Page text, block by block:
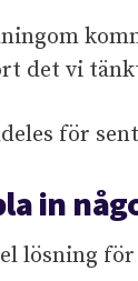
det vi
för
in
lösning